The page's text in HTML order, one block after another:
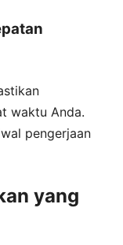
waktu Anda.
pengerjaan
yang